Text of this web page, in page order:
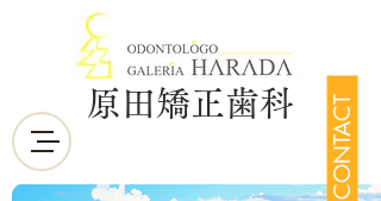
CONTACT
原田矯正歯科